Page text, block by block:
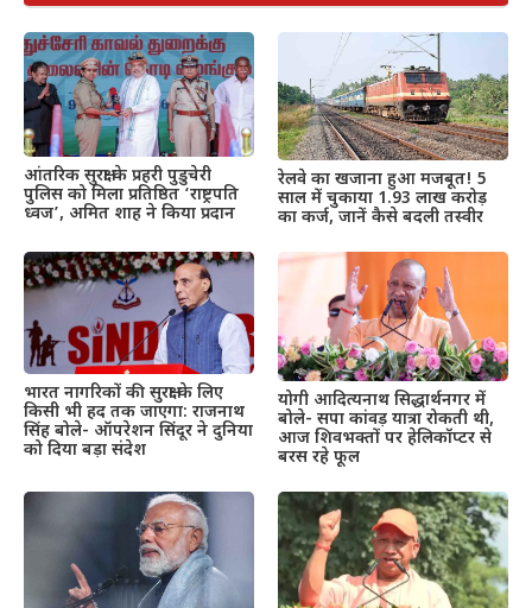
आंतरिक सुरक्षा के प्रहरी पुडुचेरी
पुलिस को मिला प्रतिष्ठित ‘राष्ट्रपति
ध्वज’, अमित शाह ने किया प्रदान
रेलवे का खजाना हुआ मजबूत! 5
साल में चुकाया 1.93 लाख करोड़
का कर्ज, जानें कैसे बदली तस्वीर
भारत नागरिकों की सुरक्षा के लिए
किसी भी हद तक जाएगा: राजनाथ
सिंह बोले- ऑपरेशन सिंदूर ने दुनिया
को दिया बड़ा संदेश
योगी आदित्यनाथ सिद्धार्थनगर में
बोले- सपा कांवड़ यात्रा रोकती थी,
आज शिवभक्तों पर हेलिकॉप्टर से
बरस रहे फूल